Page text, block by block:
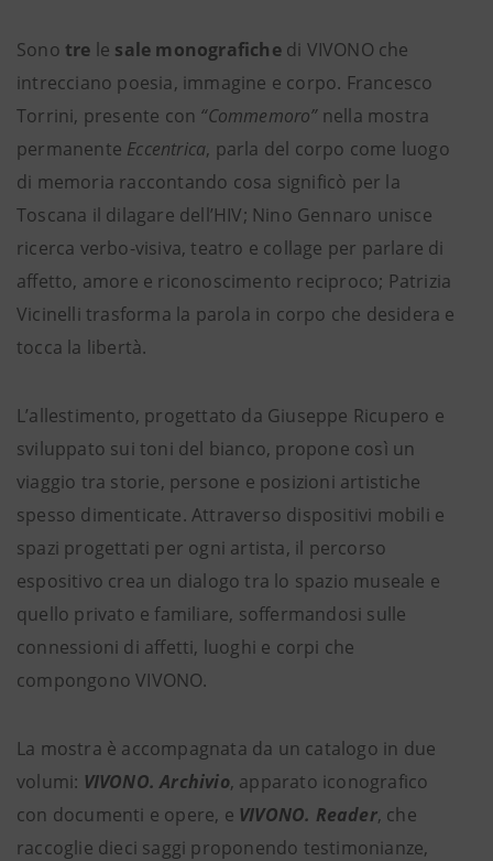
Sono tre le sale monografichedi VIVONO che
intrecciano poesia, immagine e corpo. Francesco
Torrini, presente con “Commemoro”nella mostra
permanente Eccentrica, parla del corpo come luogo
di memoria raccontando cosa significò per la
Toscana il dilagare dell’HIV; Nino Gennaro unisce
ricerca verbo-visiva, teatro e collage per parlare di
affetto, amore e riconoscimento reciproco; Patrizia
Vicinelli trasforma la parola in corpo che desidera e
tocca la libertà.
L’allestimento, progettato da Giuseppe Ricupero e
sviluppato sui toni del bianco, propone così un
viaggio tra storie, persone e posizioni artistiche
spesso dimenticate. Attraverso dispositivi mobili e
spazi progettati per ogni artista, il percorso
espositivo crea un dialogo tra lo spazio museale e
quello privato e familiare, soffermandosi sulle
connessioni di affetti, luoghi e corpi che
compongono VIVONO.
La mostra è accompagnata da un catalogo in due
volumi: VIVONO. Archivio, apparato iconografico
con documenti e opere, e VIVONO. Reader, che
raccoglie dieci saggi proponendo testimonianze,